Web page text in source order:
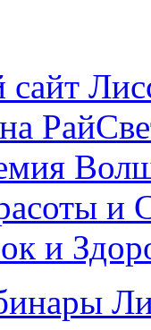
и
и